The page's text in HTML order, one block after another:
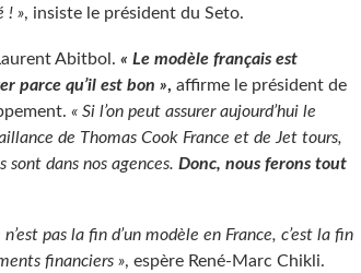
! », insiste le président du Seto.
Abitbol. « Le modèle français est
parce qu’il est bon », affirme le président de
« Si l’on peut assurer aujourd’hui le
de Thomas Cook France et de Jet tours,
sont dans nos agences. Donc, nous ferons tout
pas la fin d’un modèle en France, c’est la fin
financiers », espère René-Marc Chikli.